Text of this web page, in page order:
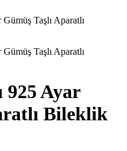
925 Ayar
Bileklik